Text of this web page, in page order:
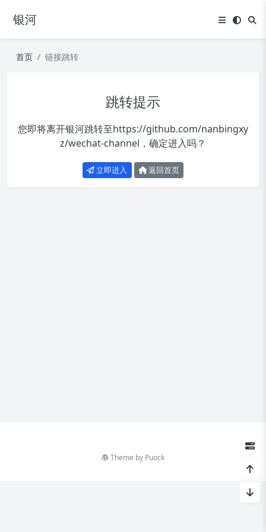
银河
首页 链接跳转
跳转提示
您即将离开银河跳转至https://github.com/nanbingxy
z/wechat-channel ，确定进入吗？
立即进入 返回首页
Theme by Puock